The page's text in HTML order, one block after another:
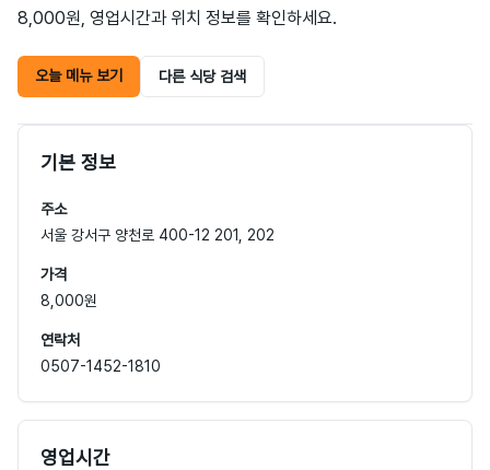
8,000원, 영업시간과 위치 정보를 확인하세요.
오늘 메뉴 보기 다른 식당 검색
기본 정보
주소
서울 강서구 양천로 400-12 201, 202
가격
8,000원
연락처
0507-1452-1810
영업시간